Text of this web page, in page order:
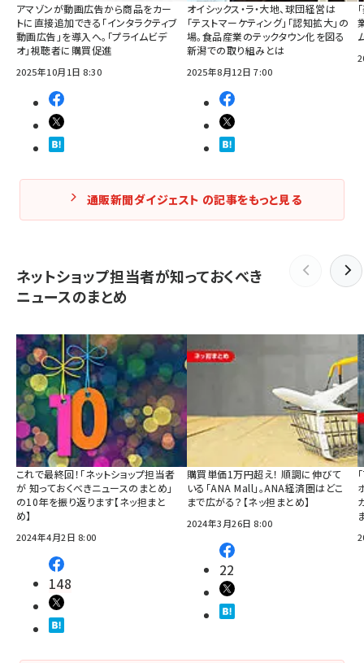
アマゾンが動画広告から商品をカー
トに直接追加できる「インタラクティブ
動画広告」を導入へ。「プライムビデ
オ」視聴者に購買促進
2025年10月1日 8:30
オイシックス・ラ・大地、球団経営は
「テストマーケティング」「認知拡大」の
場。食品産業のテックタウン化を図る
新潟での取り組みとは
2025年8月12日 7:00
通販新聞ダイジェスト の記事をもっと見る
ネットショップ担当者が知っておくべき
ニュースのまとめ
これで最終回！「ネットショップ担当者
が 知っておくべきニュースのまとめ」
の10年を振り返ります【ネッ担まと
め】
2024年4月2日 8:00
148
購買単価1万円超え！ 順調に伸びて
いる「ANA Mall」。ANA経済圏はどこ
まで広がる？【ネッ担まとめ】
2024年3月26日 8:00
22